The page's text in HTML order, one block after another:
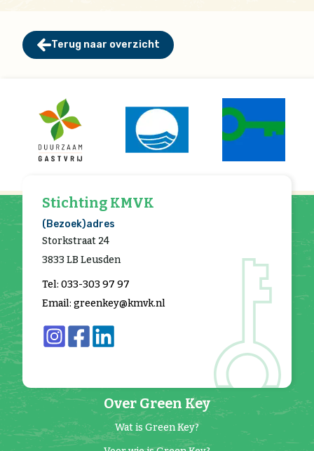
Terug naar overzicht
Over Green Key
Wat is Green Key?
Stichting KMVK
(Bezoek)adres
Storkstraat 24
3833 LB Leusden
Tel: 033-303 97 97
Email: greenkey@kmvk.nl